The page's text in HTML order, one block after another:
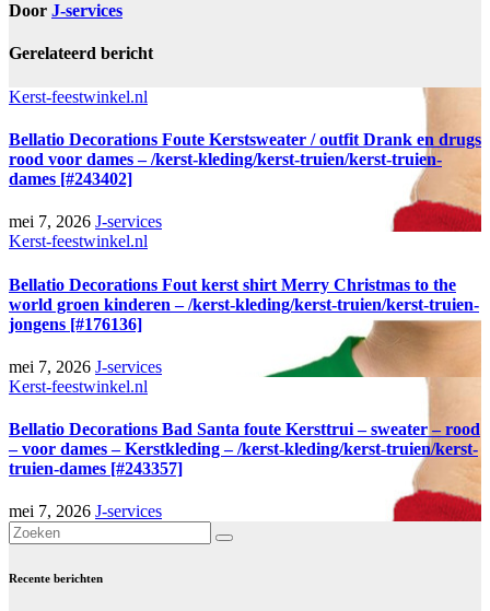
Door J-services
Gerelateerd bericht
Kerst-feestwinkel.nl
Bellatio Decorations Foute Kerstsweater / outfit Drank en drugs
rood voor dames – /kerst-kleding/kerst-truien/kerst-truien-
dames [#243402]
mei 7, 2026 J-services
Kerst-feestwinkel.nl
Bellatio Decorations Fout kerst shirt Merry Christmas to the
world groen kinderen – /kerst-kleding/kerst-truien/kerst-truien-
jongens [#176136]
mei 7, 2026 J-services
Kerst-feestwinkel.nl
Bellatio Decorations Bad Santa foute Kersttrui – sweater – rood
– voor dames – Kerstkleding – /kerst-kleding/kerst-truien/kerst-
truien-dames [#243357]
mei 7, 2026 J-services
Recente berichten